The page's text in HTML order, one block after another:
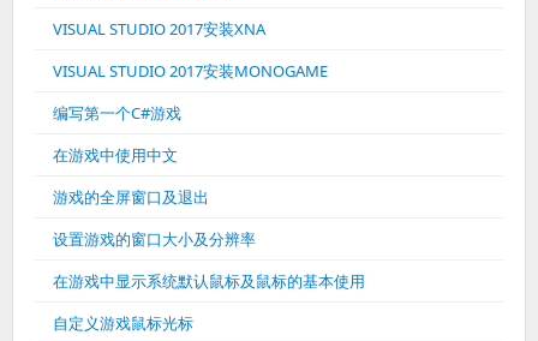
VISUAL STUDIO 2017安装XNA
VISUAL STUDIO 2017安装MONOGAME
编写第一个C#游戏
在游戏中使用中文
游戏的全屏窗口及退出
设置游戏的窗口大小及分辨率
在游戏中显示系统默认鼠标及鼠标的基本使用
自定义游戏鼠标光标